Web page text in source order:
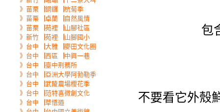
》苗栗▕銅鑼▕杭菊季
》苗栗▕卓蘭▕自然風情
》苗栗▕苑裡▕山腳社區
》新竹▕苑裡▕山腳國小
》台中▕大雅▕麥田文化圈
》台中▕西區▕中興一巷
》台中▕臺中刑務所
》台中▕亞洲大學阿勃勒季
》台中▕武陵農場櫻花季
》台中▕范特喜微創文化
》台中▕草悟道
包
不要看它外殼